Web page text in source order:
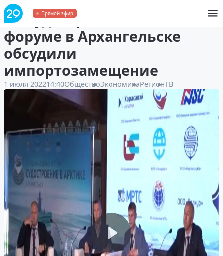
Прямой эфир
На судостроительном
форуме в Архангельске
обсудили
импортозамещение
1 июля 202214:40ОбществоЭкономикаРегионТВ